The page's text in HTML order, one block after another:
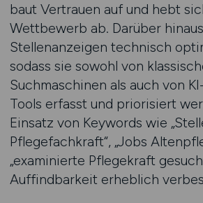
baut Vertrauen auf und hebt
Wettbewerb ab. Darüber
Stellenanzeigen technisch
sodass sie sowohl von
Suchmaschinen als auch von
Tools erfasst und priorisiert
Einsatz von Keywords wie
Pflegefachkraft“, „Jobs
„examinierte Pflegekraft
Auffindbarkeit erheblich